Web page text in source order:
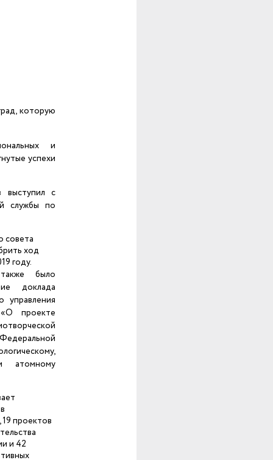
которую
и
успехи
выступил с
службы по
совета
ход
году.
было
доклада
управления
проекте
атомному
проектов
и 42